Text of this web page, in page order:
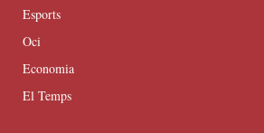
Esports
Oci
Economia
El Temps